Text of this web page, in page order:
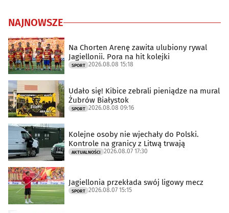
NAJNOWSZE
Na Chorten Arenę zawita ulubiony rywal
Jagiellonii. Pora na hit kolejki
SPORT 2026.08.08 15:18
Udało się! Kibice zebrali pieniądze na mural
Żubrów Białystok
SPORT 2026.08.08 09:16
Kolejne osoby nie wjechały do Polski.
Kontrole na granicy z Litwą trwają
AKTUALNOŚCI 2026.08.07 17:30
Jagiellonia przekłada swój ligowy mecz
SPORT 2026.08.07 15:15